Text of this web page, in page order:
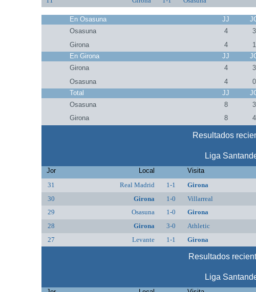
En Osasuna JJ
Osasuna
4 3
Girona
4 1
En Girona
JJ
Girona
4 3
Osasuna
4 0
Total
JJ
Osasuna
8 3
Girona
8 4
Resultados
Liga
Jor Local Visita
31
Real Madrid 1-1 Girona
30
Girona 1-0 Villarreal
29
Osasuna 1-0 Girona
28
Girona 3-0 Athletic
27
Levante 1-1 Girona
Resultados
Liga